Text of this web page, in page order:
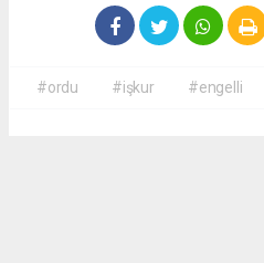
#ordu #işkur #engelli